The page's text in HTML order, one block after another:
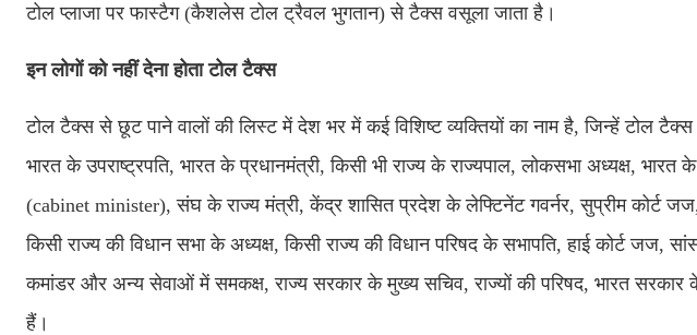
टोल प्लाजा पर फास्टैग (कैशलेस टोल ट्रैवल भुगतान) से टैक्स वसूला जाता है।
इन लोगों को नहीं देना होता टोल टैक्स
टोल टैक्स से छूट पाने वालों की लिस्ट में देश भर में कई विशिष्ट व्यक्तियों का नाम है, जिन्हें टोल टैक्स
भारत के उपराष्ट्रपति, भारत के प्रधानमंत्री, किसी भी राज्य के राज्यपाल, लोकसभा अध्यक्ष,
(cabinet minister), संघ के राज्य मंत्री, केंद्र शासित प्रदेश के लेफ्टिनेंट गवर्नर, सुप्रीम कोर्ट
किसी राज्य की विधान सभा के अध्यक्ष, किसी राज्य की विधान परिषद के सभापति, हाई कोर्ट
कमांडर और अन्य सेवाओं में समकक्ष, राज्य सरकार के मुख्य सचिव, राज्यों की परिषद, भारत सरकार
हैं।